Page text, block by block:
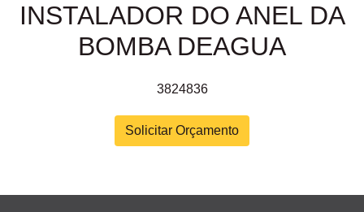
INSTALADOR DO ANEL DA
BOMBA DEAGUA
3824836
Solicitar Orçamento